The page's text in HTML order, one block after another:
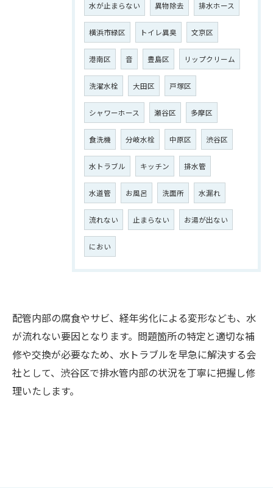
水が止まらない 異物除去 排水ホース
横浜市緑区 トイレ異臭 文京区
港南区 音 豊島区 リップクリーム
洗濯水栓 大田区 戸塚区
シャワーホース 瀬谷区 多摩区
食洗機 分岐水栓 中原区 渋谷区
水トラブル キッチン 排水管
水道管 お風呂 洗面所 水漏れ
流れない 止まらない お湯が出ない
におい
配管内部の腐食やサビ、経年劣化による変形なども、水
が流れない要因となります。問題箇所の特定と適切な補
修や交換が必要なため、水トラブルを早急に解決する会
社として、渋谷区で排水管内部の状況を丁寧に把握し修
理いたします。